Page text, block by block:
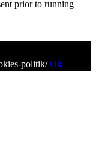
prior to running
politik/Ok